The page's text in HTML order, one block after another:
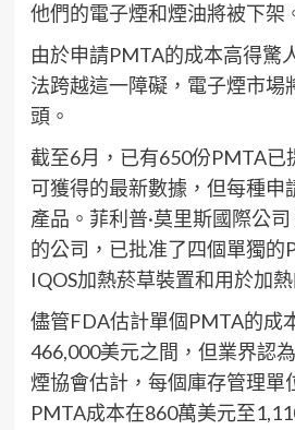
他們的電子煙和煙油將被下架
由於申請PMTA的成本高得驚
法跨越這一障礙，電子煙市場
頭。
截至6月，已有650份PMTA已
可獲得的最新數據，但每種申
產品。菲利普·莫里斯國際公
的公司，已批准了四個單獨的
IQOS加熱菸草裝置和用於加
儘管FDA估計單個PMTA的成
466,000美元之間，但業界認
煙協會估計，每個庫存管理單
PMTA成本在860萬美元至